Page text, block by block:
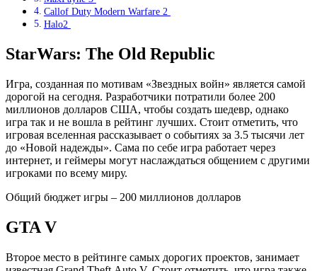
Callof Duty Modern Warfare 2
Halo2
StarWars: The Old Republic
Игра, созданная по мотивам «Звездных войн» является самой
дорогой на сегодня. Разработчики потратили более 200
миллионов долларов США, чтобы создать шедевр, однако
игра так и не вошла в рейтинг лучших. Стоит отметить, что
игровая вселенная рассказывает о событиях за 3.5 тысячи лет
до «Новой надежды». Сама по себе игра работает через
интернет, и геймеры могут наслаждаться общением с другими
игроками по всему миру.
Общий бюджет игры – 200 миллионов долларов
GTA V
Второе место в рейтинге самых дорогих проектов, занимает